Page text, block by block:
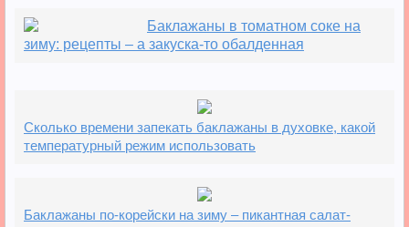
Баклажаны в томатном соке на
зиму: рецепты – а закуска-то обалденная
Сколько времени запекать баклажаны в духовке, какой
температурный режим использовать
Баклажаны по-корейски на зиму – пикантная салат-